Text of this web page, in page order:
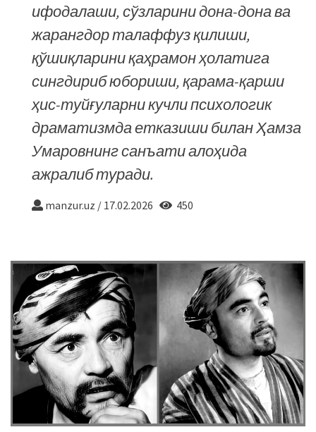
ифодалаши, сўзларини дона-дона ва
жарангдор талаффуз қилиши,
қўшиқларини қаҳрамон ҳолатига
сингдириб юбориши, қарама-қарши
ҳис-туйғуларни кучли психологик
драматизмда етказиши билан Ҳамза
Умаровнинг санъати алоҳида
ажралиб туради.
manzur.uz / 17.02.2026 450